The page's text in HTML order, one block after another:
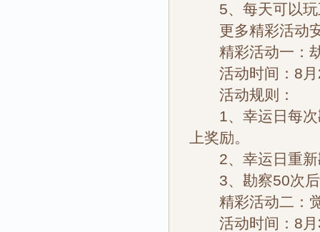
5、每天可以玩
更多精彩活动
精彩活动一：
活动时间：8月
活动规则：
1、幸运日每次
上奖励。
2、幸运日重新
3、勘察50次后
精彩活动二：
活动时间：8月